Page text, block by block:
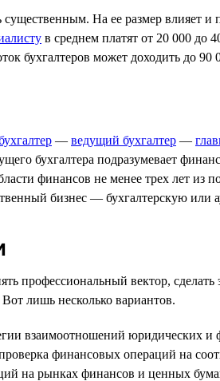
На ее размер влияет
в среднем платят от 20 000 до
бухгалтеров может доходить до
— ведущий бухгалтер —
бухгалтера подразумевает
финансов не менее трех лет
бизнес — бухгалтерскую
профессиональный вектор,
лишь несколько вариантов.
взаимоотношений юридических и
финансовых операций на
на рынках финансов и ценных